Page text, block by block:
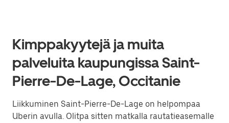
Kimppakyytejä ja muita
palveluita kaupungissa Saint-
Pierre-De-Lage, Occitanie
Liikkuminen Saint-Pierre-De-Lage on helpompaa
Uberin avulla. Olitpa sitten matkalla rautatieasemalle